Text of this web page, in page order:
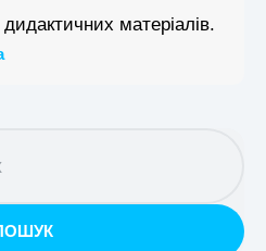
матеріалів.